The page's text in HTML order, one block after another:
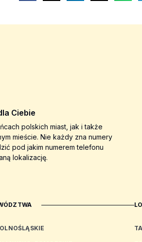
Ciebie
polskich miast, jak i także
mieście. Nie każdy zna numery
pod jakim numerem telefonu
lokalizację.